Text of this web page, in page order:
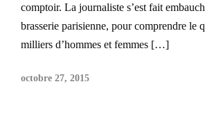
comptoir. La journaliste s’est fait
brasserie parisienne, pour comprendre le
milliers d’hommes et femmes […]
octobre 27, 2015